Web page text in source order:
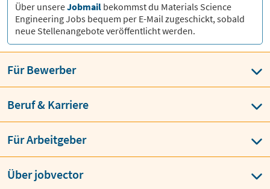
Über unsereJobmail bekommst du Materials Science
EngineeringJobs bequem per E-Mail zugeschickt, sobald
neue Stellenangebote veröffentlicht werden.
Für Bewerber
Beruf & Karriere
Für Arbeitgeber
Über jobvector